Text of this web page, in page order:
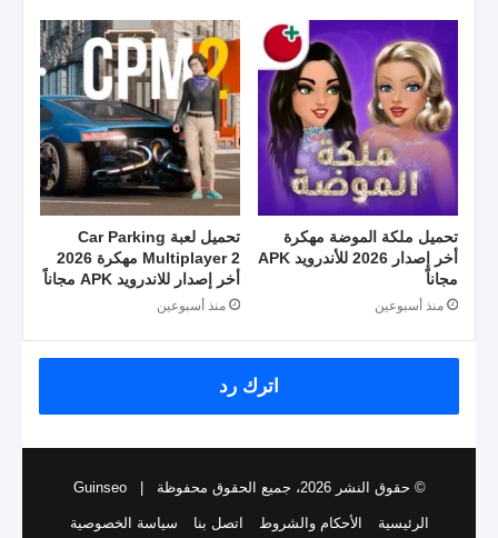
تحميل ملكة الموضة مهكرة
أخر إصدار 2026 للأندرويد APK
مجاناً
منذ أسبوعين
تحميل لعبة Car Parking
Multiplayer 2 مهكرة 2026
أخر إصدار للاندرويد APK مجاناً
منذ أسبوعين
اترك رد
© حقوق النشر 2026، جميع الحقوق محفوظة | Guinseo
الرئيسية الأحكام والشروط اتصل بنا سياسة الخصوصية